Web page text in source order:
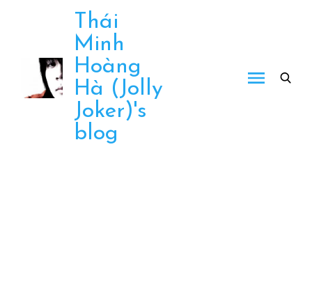
Thái
Minh
Hoàng
Hà (Jolly
Joker)'s
blog